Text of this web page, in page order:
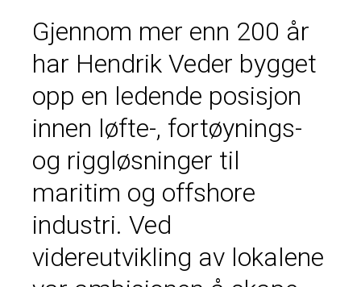
Gjennom mer enn 200 år
har Hendrik Veder bygget
opp en ledende posisjon
innen løfte-, fortøynings-
og riggløsninger til
maritim og offshore
industri. Ved
videreutvikling av lokalene